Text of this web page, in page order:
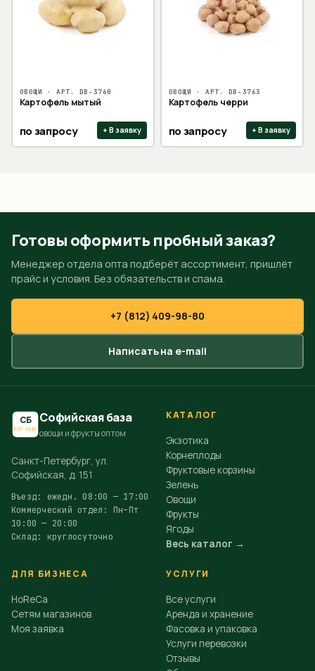
ОВОЩИ · АРТ. DB-3760
Картофель мытый
по запросу + В заявку
ОВОЩИ · АРТ. DB-3763
Картофель черри
по запросу + В заявку
Готовы оформить пробный заказ?
Менеджер отдела опта подберёт ассортимент, пришлёт
прайс и условия. Без обязательств и спама.
+7 (812) 409-98-80
Написать на e-mail
СБ
EST.2015
Софийская база
овощи и фрукты оптом
Санкт-Петербург, ул.
Софийская, д. 151
Въезд: ежедн. 08:00 — 17:00
Коммерческий отдел: Пн–Пт
10:00 — 20:00
Склад: круглосуточно
КАТАЛОГ
Экзотика
Корнеплоды
Фруктовые корзины
Зелень
Овощи
Фрукты
Ягоды
Весь каталог →
ДЛЯ БИЗНЕСА
HoReCa
Сетям магазинов
Моя заявка
УСЛУГИ
Все услуги
Аренда и хранение
Фасовка и упаковка
Услуги перевозки
Отзывы